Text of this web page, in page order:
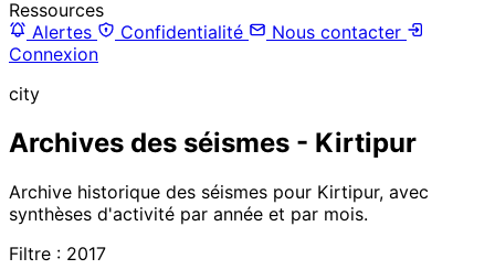
Ressources
Alertes
Confidentialité
Nous contacter
Connexion
city
Archives des séismes - Kirtipur
Archive historique des séismes pour Kirtipur, avec
synthèses d'activité par année et par mois.
Filtre : 2017